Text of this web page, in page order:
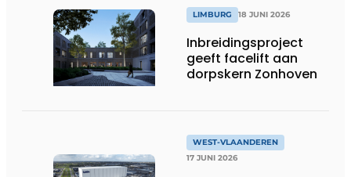
LIMBURG 18 JUNI 2026
Inbreidingsproject
geeft facelift aan
dorpskern Zonhoven
WEST-VLAANDEREN
17 JUNI 2026